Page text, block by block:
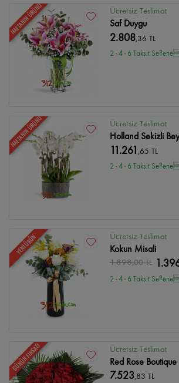
HAFTANIN ÜRÜNÜ Ücretsiz Teslimat
Saf Duygu
2.808,36 TL
2 - 4 - 6 Taksit Se?ene
HAFTANIN ÜRÜNÜ Ücretsiz Teslimat
Holland Sekizli
11.261 ,65 TL
2 - 4 - 6 Taksit Se?ene
YENİ ÜRÜN Ücretsiz Teslimat
Kokun Misali
1.898,00 TL
2 - 4 - 6 Taksit Se?ene
GÜNÜN FIRSATI Ücretsiz Teslimat
Red Rose Boutique
7.523,83 TL